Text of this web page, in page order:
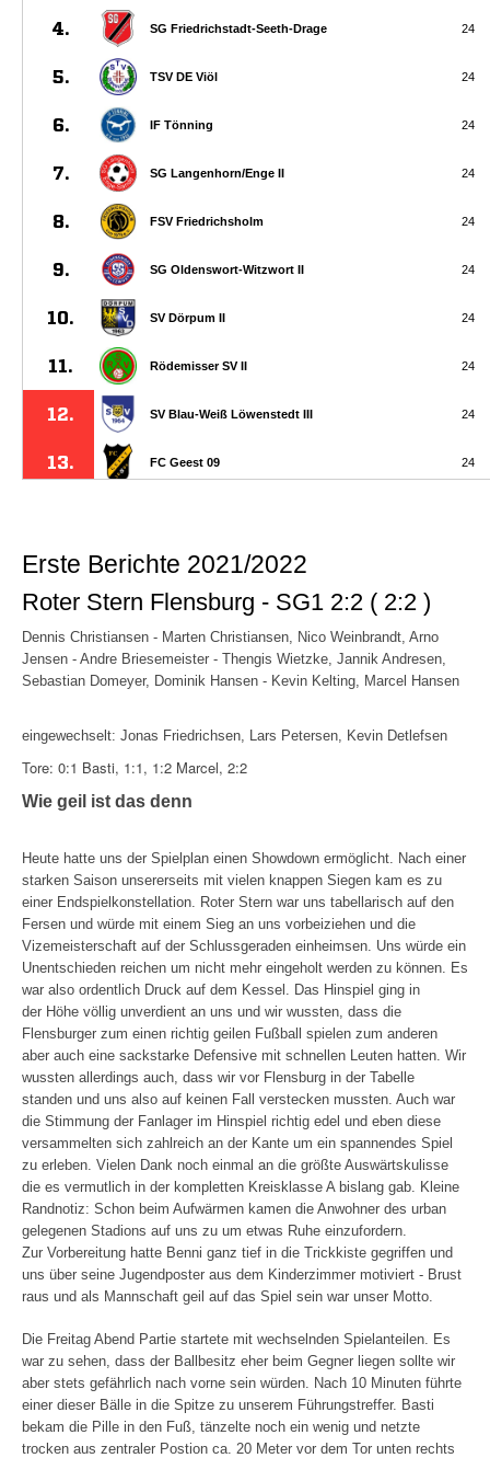
Erste Berichte 2021/2022
Roter Stern Flensburg - SG1 2:2 ( 2:2 )
Dennis Christiansen - Marten Christiansen, Nico Weinbrandt, Arno
Jensen - Andre Briesemeister - Thengis Wietzke, Jannik Andresen,
Sebastian Domeyer, Dominik Hansen - Kevin Kelting, Marcel Hansen
eingewechselt: Jonas Friedrichsen, Lars Petersen, Kevin Detlefsen
Tore: 0:1 Basti, 1:1, 1:2 Marcel, 2:2
Wie geil ist das denn
Heute hatte uns der Spielplan einen Showdown ermöglicht. Nach einer
starken Saison unsererseits mit vielen knappen Siegen kam es zu
einer Endspielkonstellation. Roter Stern war uns tabellarisch auf den
Fersen und würde mit einem Sieg an uns vorbeiziehen und die
Vizemeisterschaft auf der Schlussgeraden einheimsen. Uns würde ein
Unentschieden reichen um nicht mehr eingeholt werden zu können. Es
war also ordentlich Druck auf dem Kessel. Das Hinspiel ging in
der Höhe völlig unverdient an uns und wir wussten, dass die
Flensburger zum einen richtig geilen Fußball spielen zum anderen
aber auch eine sackstarke Defensive mit schnellen Leuten hatten. Wir
wussten allerdings auch, dass wir vor Flensburg in der Tabelle
standen und uns also auf keinen Fall verstecken mussten. Auch war
die Stimmung der Fanlager im Hinspiel richtig edel und eben diese
versammelten sich zahlreich an der Kante um ein spannendes Spiel
zu erleben. Vielen Dank noch einmal an die größte Auswärtskulisse
die es vermutlich in der kompletten Kreisklasse A bislang gab. Kleine
Randnotiz: Schon beim Aufwärmen kamen die Anwohner des urban
gelegenen Stadions auf uns zu um etwas Ruhe einzufordern.
Zur Vorbereitung hatte Benni ganz tief in die Trickkiste gegriffen und
uns über seine Jugendposter aus dem Kinderzimmer motiviert - Brust
raus und als Mannschaft geil auf das Spiel sein war unser Motto.
Die Freitag Abend Partie startete mit wechselnden Spielanteilen. Es
war zu sehen, dass der Ballbesitz eher beim Gegner liegen sollte wir
aber stets gefährlich nach vorne sein würden. Nach 10 Minuten führte
einer dieser Bälle in die Spitze zu unserem Führungstreffer. Basti
bekam die Pille in den Fuß, tänzelte noch ein wenig und netzte
trocken aus zentraler Postion ca. 20 Meter vor dem Tor unten rechts